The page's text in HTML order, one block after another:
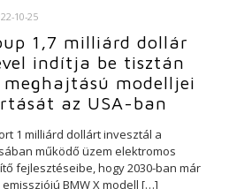
10-25
1,7 milliárd dollár
indítja be tisztán
meghajtású modelljei
az USA-ban
1 milliárd dollárt invesztál a
működő üzem elektromos
fejlesztéseibe, hogy 2030-ban már
BMW X modell […]